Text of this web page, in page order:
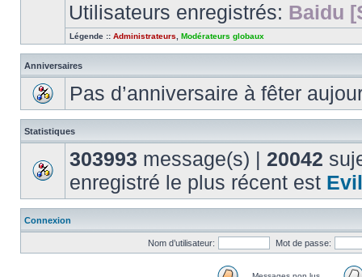
Utilisateurs enregistrés: Baidu
Légende :: Administrateurs Modérateurs globaux
Anniversaires
Pas d’anniversaire à fêter
Statistiques
303993 message(s) | 20042
enregistré le plus récent est Evil
Connexion
Nom d’utilisateur: Mot de passe: